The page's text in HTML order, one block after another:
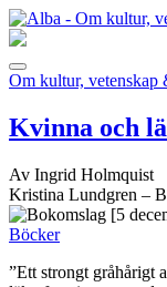
Om kultur, vetenskap
Kvinna och
Av Ingrid Holmquist
Kristina Lundgren –
[5
Böcker
”Ett strongt gråhårigt